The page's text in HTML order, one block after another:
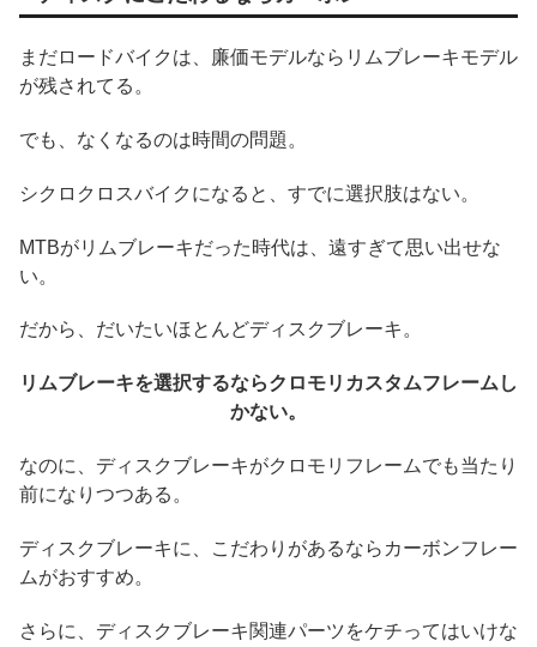
まだロードバイクは、廉価モデルならリムブレーキモデル
が残されてる。
でも、なくなるのは時間の問題。
シクロクロスバイクになると、すでに選択肢はない。
MTBがリムブレーキだった時代は、遠すぎて思い出せな
い。
だから、だいたいほとんどディスクブレーキ。
リムブレーキを選択するならクロモリカスタムフレームし
かない。
なのに、ディスクブレーキがクロモリフレームでも当たり
前になりつつある。
ディスクブレーキに、こだわりがあるならカーボンフレー
ムがおすすめ。
さらに、ディスクブレーキ関連パーツをケチってはいけな